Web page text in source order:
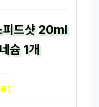
피드샷 20ml
슘 1개
]